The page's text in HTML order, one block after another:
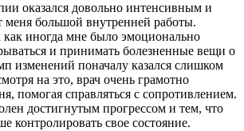
оказался довольно интенсивным и
меня большой внутренней работы.
иногда мне было эмоционально
и принимать болезненные вещи о
изменений поначалу казался слишком
на это, врач очень грамотно
помогая справляться с сопротивлением.
достигнутым прогрессом и тем, что
контролировать свое состояние.